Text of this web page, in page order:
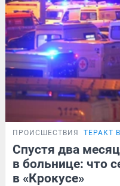
ПРОИСШЕСТВИЯ ТЕРАКТ В
Спустя два
в больнице: что
в «Крокусе»